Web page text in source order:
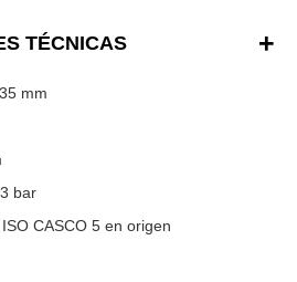
TÉCNICAS
mm
bar
CASCO 5 en origen